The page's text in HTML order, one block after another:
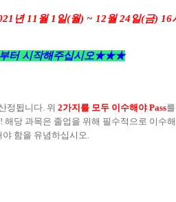
년11 월1 일(월) ~ 12월24 일(금) 16
터 시작해주십시오★★★
정됩니다. 위 2가지를 모두 이수해야Pass
해당 과목은 졸업을 위해 필수적으로 이수
함을 유념하십시오.